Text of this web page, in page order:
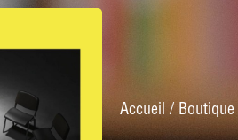
Accueil /Boutique